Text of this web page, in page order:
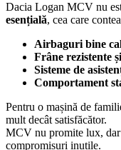
Dacia Logan MCV nu
esențială, cea care
Airbaguri bine
Frâne rezistente
Sisteme de
Comportament
Pentru o mașină de
mult decât satisfăcător.
MCV nu promite lux,
compromisuri inutile.